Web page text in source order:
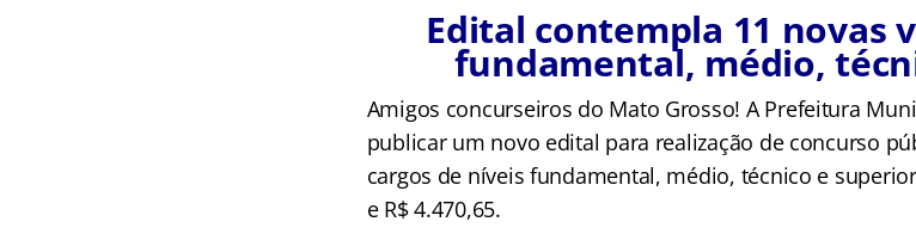
Edital contempla 11 novas
fundamental, médio,
Amigos concurseiros do Mato Grosso! A Prefeitura
publicar um novo edital para realização de concurso
cargos de níveis fundamental, médio, técnico e
e R$ 4.470,65.